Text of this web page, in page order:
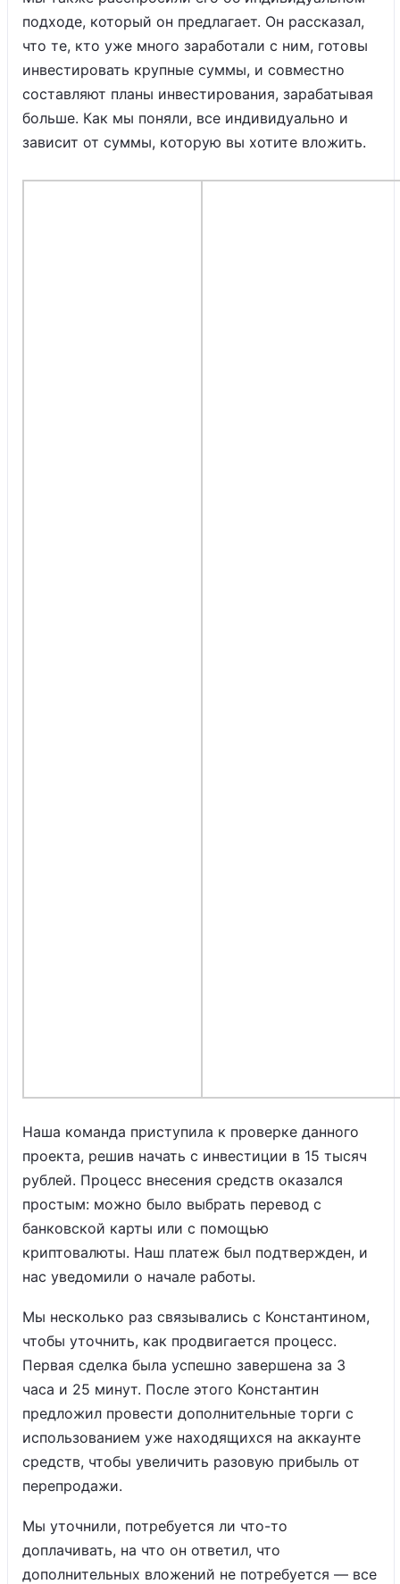
подходе, который он предлагает. Он рассказал,
что те, кто уже много заработали с ним, готовы
инвестировать крупные суммы, и совместно
составляют планы инвестирования, зарабатывая
больше. Как мы поняли, все индивидуально и
зависит от суммы, которую вы хотите вложить.
Наша команда приступила к проверке данного
проекта, решив начать с инвестиции в 15 тысяч
рублей. Процесс внесения средств оказался
простым: можно было выбрать перевод с
банковской карты или с помощью
криптовалюты. Наш платеж был подтвержден, и
нас уведомили о начале работы.
Мы несколько раз связывались с Константином,
чтобы уточнить, как продвигается процесс.
Первая сделка была успешно завершена за 3
часа и 25 минут. После этого Константин
предложил провести дополнительные торги с
использованием уже находящихся на аккаунте
средств, чтобы увеличить разовую прибыль от
перепродажи.
Мы уточнили, потребуется ли что-то
доплачивать, на что он ответил, что
дополнительных вложений не потребуется — все